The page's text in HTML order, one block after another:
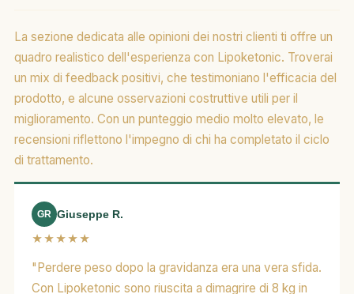
La sezione dedicata alle opinioni dei nostri clienti ti offre un
quadro realistico dell'esperienza con Lipoketonic. Troverai
un mix di feedback positivi, che testimoniano l'efficacia del
prodotto, e alcune osservazioni costruttive utili per il
miglioramento. Con un punteggio medio molto elevato, le
recensioni riflettono l'impegno di chi ha completato il ciclo
di trattamento.
GR Giuseppe R.
★★★★★
"Perdere peso dopo la gravidanza era una vera sfida.
Con Lipoketonic sono riuscita a dimagrire di 8 kg in